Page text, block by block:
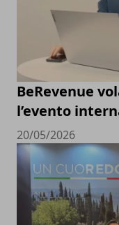
BeRevenue
l’evento
20/05/2026